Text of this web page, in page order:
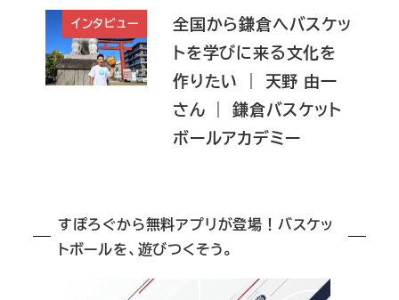
インタビュー
全国から鎌倉へバスケッ
トを学びに来る文化を
作りたい ｜ 天野 由一
さん ｜ 鎌倉バスケット
ボールアカデミー
すぽろぐから無料アプリが登場！バスケッ
トボールを、遊びつくそう。